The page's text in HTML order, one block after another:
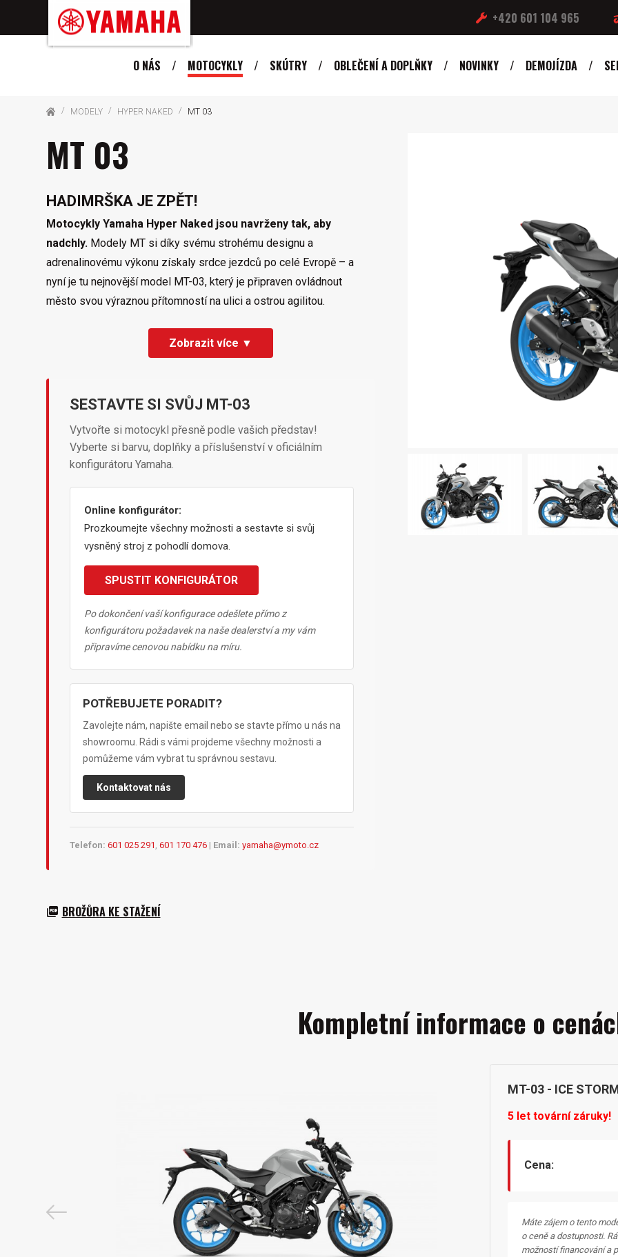
+420 601 104 965
O NÁS MOTOCYKLY SKÚTRY OBLEČENÍ A DOPLŇKY NOVINKY DEMOJÍZDA
MODELY HYPER NAKED MT 03
MT 03
HADIMRŠKA JE ZPĚT!
Motocykly Yamaha Hyper Naked jsou navrženy tak, aby
nadchly. Modely MT si díky svému strohému designu a
adrenalinovému výkonu získaly srdce jezdců po celé Evropě – a
nyní je tu nejnovější model MT-03, který je připraven ovládnout
město svou výraznou přítomností na ulici a ostrou agilitou.
Zobrazit více ▼
SESTAVTE SI SVŮJ MT-03
Vytvořte si motocykl přesně podle vašich představ!
Vyberte si barvu, doplňky a příslušenství v oficiálním
konfigurátoru Yamaha.
Online konfigurátor:
Prozkoumejte všechny možnosti a sestavte si svůj
vysněný stroj z pohodlí domova.
SPUSTIT KONFIGURÁTOR
Po dokončení vaší konfigurace odešlete přímo z
konfigurátoru požadavek na naše dealerství a my vám
připravíme cenovou nabídku na míru.
POTŘEBUJETE PORADIT?
Zavolejte nám, napište email nebo se stavte přímo u nás na
showroomu. Rádi s vámi projdeme všechny možnosti a
pomůžeme vám vybrat tu správnou sestavu.
Kontaktovat nás
Telefon: 601 025 291 601 170 476 | Email: yamaha@ymoto.cz
BROŽŮRA KE STAŽENÍ
Kompletní informace o
MT-03 - ICE
5 let tovární záruky!
Cena:
Máte zájem o tento
o ceně a dostupnosti.
možností financování a